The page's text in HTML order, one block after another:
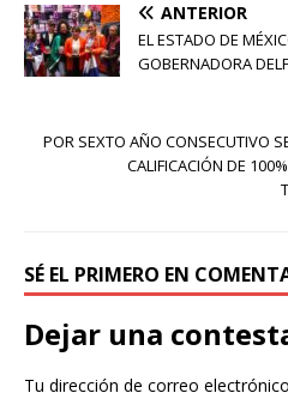
ANTERIOR
EL ESTADO DE
GOBERNADORA
POR SEXTO AÑO CONSECUTIVO
CALIFICACIÓN DE
SÉ EL PRIMERO EN
Dejar una
Tu dirección de correo